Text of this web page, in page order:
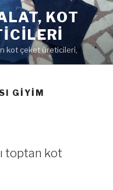
KOT
kot çeket üreticileri,
GIYIM
toptan kot